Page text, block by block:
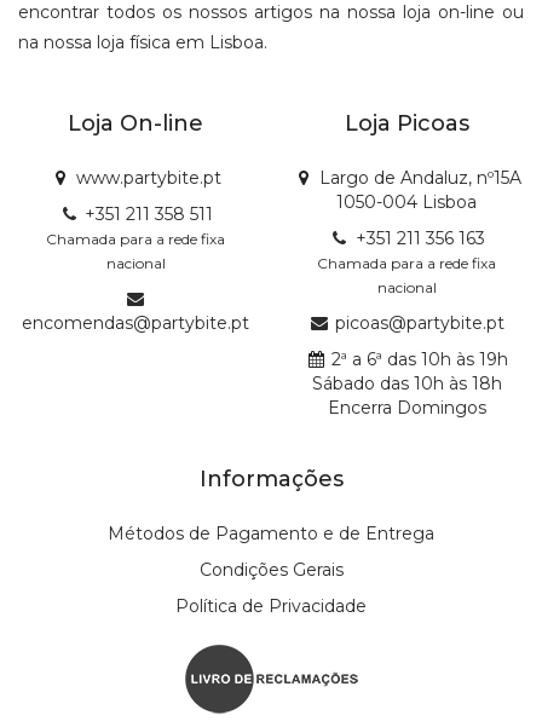
encontrar todos os nossos artigos na nossa loja on-line ou
na nossa loja física em Lisboa.
Loja On-line
www.partybite.pt
+351 211 358 511
Chamada para a rede fixa
nacional
encomendas@partybite.pt
Loja Picoas
Largo de Andaluz, nº15A
1050-004 Lisboa
+351 211 356 163
Chamada para a rede fixa
nacional
picoas@partybite.pt
2ª a 6ª das 10h às 19h
Sábado das 10h às 18h
Encerra Domingos
Informações
Métodos de Pagamento e de Entrega
Condições Gerais
Política de Privacidade